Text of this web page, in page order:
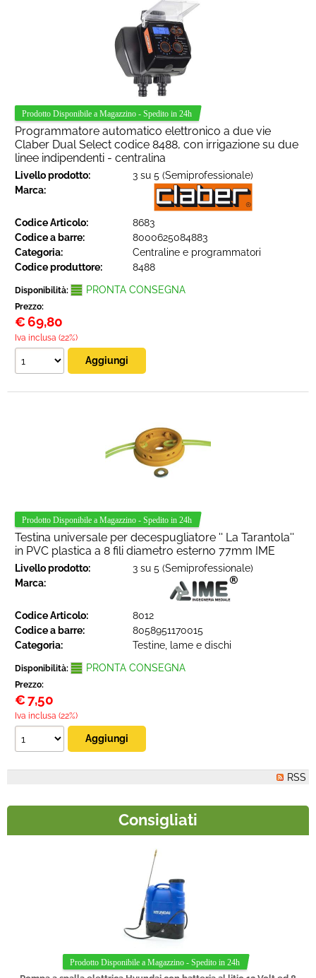
Programmatore automatico elettronico a due vie
Claber Dual Select codice 8488, con irrigazione su due
linee indipendenti - centralina
Livello prodotto:
3 su 5 (Semiprofessionale)
Marca:
Codice Articolo:
8683
Codice a barre:
8000625084883
Categoria:
Centraline e programmatori
Codice produttore:
8488
Disponibilità: PRONTA CONSEGNA
Prezzo:
€69,80
Iva inclusa (22%)
Testina universale per decespugliatore '' La Tarantola''
in PVC plastica a 8 fili diametro esterno 77mm IME
Livello prodotto:
3 su 5 (Semiprofessionale)
Marca:
Codice Articolo:
8012
Codice a barre:
8058951170015
Categoria:
Testine, lame e dischi
Disponibilità: PRONTA CONSEGNA
Prezzo:
€7,50
Iva inclusa (22%)
RSS
Consigliati